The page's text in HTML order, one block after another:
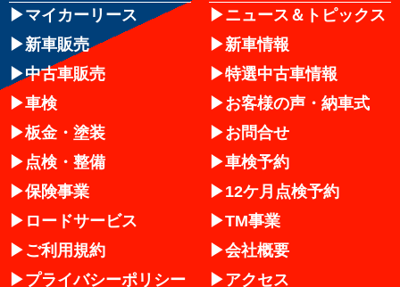
マイカーリース
新車販売
中古車販売
車検
板金・塗装
点検・整備
保険事業
ロードサービス
ご利用規約
プライバシーポリシー
ニュース＆トピックス
新車情報
特選中古車情報
お客様の声・納車式
お問合せ
車検予約
12ケ月点検予約
TM事業
会社概要
アクセス